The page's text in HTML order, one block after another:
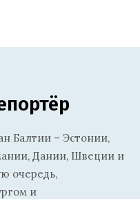
Балтии – Эстонии,
Дании, Швеции и
очередь,
и